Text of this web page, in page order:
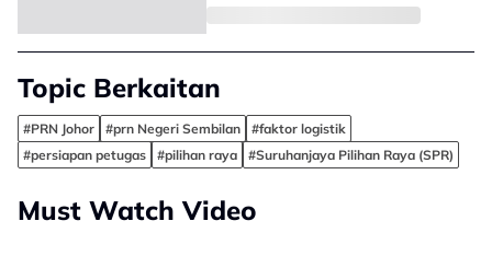
Topic Berkaitan
#PRN Johor #prn Negeri Sembilan
#faktor logistik
#persiapan petugas
#pilihan raya #Suruhanjaya Pilihan Raya (SPR)
Must Watch Video